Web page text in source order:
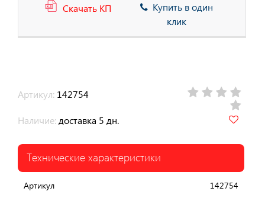
Скачать КП
Купить в один
клик
Артикул: 142754
Наличие: доставка 5 дн.
Технические характеристики
Артикул 142754